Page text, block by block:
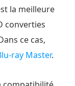
la meilleure
converties
ce cas,
ray Master.